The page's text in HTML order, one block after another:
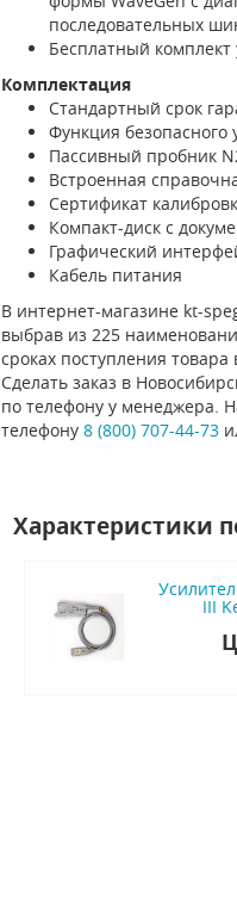
последовательных
Бесплатный
Комплектация
Стандартный срок
Функция безопасного
Пассивный пробник
Встроенная
Сертификат
Компакт-диск с
Графический
Кабель питания
В интернет-магазине kt-
выбрав из 225
сроках поступления
Сделать заказ в
по телефону у менеджера.
телефону 8 (800) 707-44-73
Характеристики
III